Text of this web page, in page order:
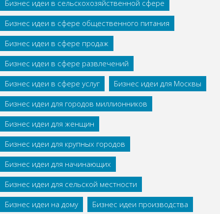
Бизнес идеи в сельскохозяйственной сфере
Бизнес идеи в сфере общественного питания
Бизнес идеи в сфере продаж
Бизнес идеи в сфере развлечений
Бизнес идеи в сфере услуг
Бизнес идеи для Москвы
Бизнес идеи для городов миллионников
Бизнес идеи для женщин
Бизнес идеи для крупных городов
Бизнес идеи для начинающих
Бизнес идеи для сельской местности
Бизнес идеи на дому
Бизнес идеи производства